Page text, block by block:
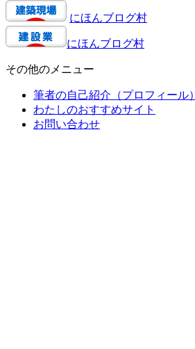
にほんブログ村
にほんブログ村
その他のメニュー
筆者の自己紹介（プロフィール）
わたしのおすすめサイト
お問い合わせ